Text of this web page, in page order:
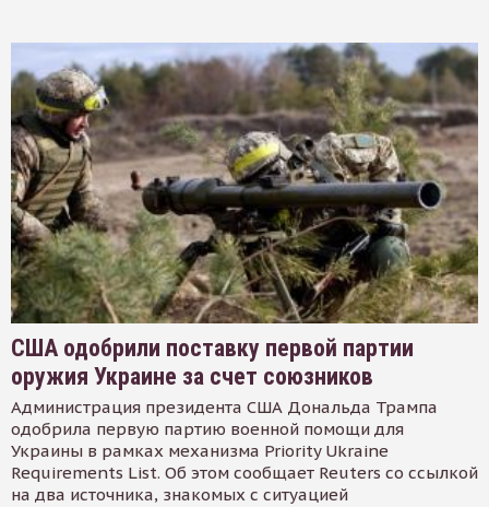
США одобрили поставку первой партии
оружия Украине за счет союзников
Администрация президента США Дональда Трампа
одобрила первую партию военной помощи для
Украины в рамках механизма Priority Ukraine
Requirements List. Об этом сообщает Reuters со ссылкой
на два источника, знакомых с ситуацией